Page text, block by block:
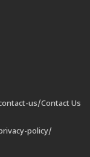
us/Contact Us
policy/